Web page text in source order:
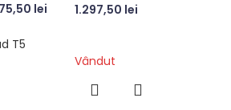
lei 1.297,50 lei
Vândut